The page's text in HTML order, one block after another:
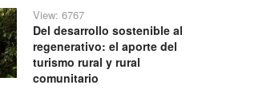
View: 6767
Del desarrollo sostenible al
regenerativo: el aporte del
turismo rural y rural
comunitario